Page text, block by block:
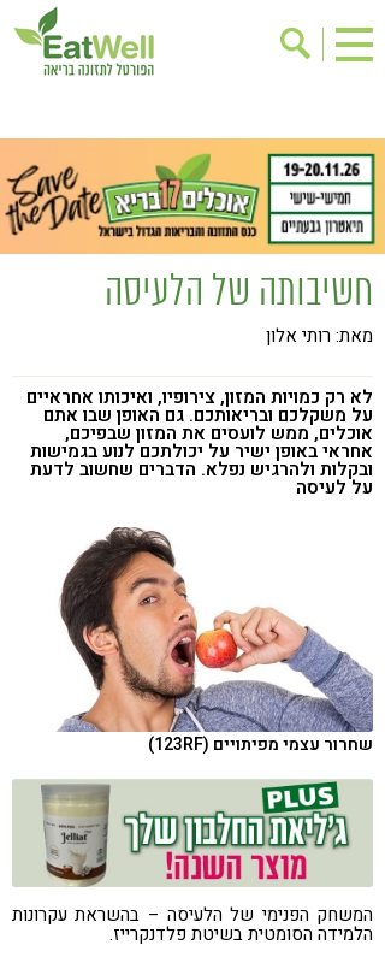
בישול בריא
אינדקס עסקים
ריפוי ומניעת מחלות
בריאות האישה
תוספי תזונה
מתכוני בריאות
אירועים
שינוי תזונתי
גישות בתזונה
ניקוי רעלים
מזונות על
ילדים
תזונה וספורט
הפרעות קשב & ריכוז
אכילה רגשית
טבעונות
חשיבותה של הלעיסה
מאת: רותי אלון
לא רק כמויות המזון, צירופיו, ואיכותו אחראיים
על משקלכם ובריאותכם. גם האופן שבו אתם
אוכלים, ממש לועסים את המזון שבפיכם,
אחראי באופן ישיר על יכולתכם לנוע בגמישות
ובקלות ולהרגיש נפלא. הדברים שחשוב לדעת
על לעיסה
שחרור עצמי מפיתויים (123RF)
המשחק הפנימי של הלעיסה – בהשראת עקרונות
הלמידה הסומטית בשיטת פלדנקרייז.